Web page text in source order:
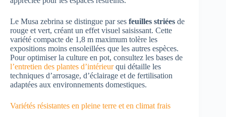
Le Musa zebrina se distingue par ses feuilles striées de
rouge et vert, créant un effet visuel saisissant. Cette
variété compacte de 1,8 m maximum tolère les
expositions moins ensoleillées que les autres espèces.
Pour optimiser la culture en pot, consultez les bases de
l’entretien des plantes d’intérieurqui détaille les
techniques d’arrosage, d’éclairage et de fertilisation
adaptées aux environnements domestiques.
Variétés résistantes en pleine terre et en climat frais